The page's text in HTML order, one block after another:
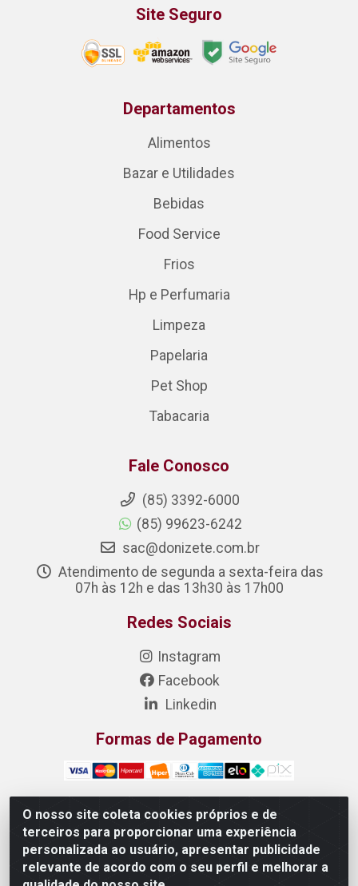
O nosso site coleta cookies próprios e de
terceiros para proporcionar uma experiência
personalizada ao usuário, apresentar publicidade
relevante de acordo com o seu perfil e melhorar a
Site Seguro
Departamentos
Alimentos
Bazar e Utilidades
Bebidas
Food Service
Frios
Hp e Perfumaria
Limpeza
Papelaria
Pet Shop
Tabacaria
Fale Conosco
(85) 3392-6000
(85) 99623-6242
sac@donizete.com.br
Atendimento de segunda a sexta-feira das
07h às 12h e das 13h30 às 17h00
Redes Sociais
Instagram
Facebook
Linkedin
Formas de Pagamento
DONIZETE DISTRIBUIDORA DE ALIMENTOS S/A - Rua
Raimundo Matias, 377 - Pedras, Itaitinga/CE - CEP
61.887-880 - CNPJ 23.577.851/0001-05